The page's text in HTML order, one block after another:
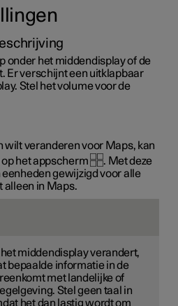
onder het middendisplay of de
Er verschijnt een uitklapbaar
Stel het volume voor de
wilt veranderen voor Maps, kan
het appscherm
. Met deze
gewijzigd voor alle
alleen in Maps.
middendisplay verandert,
bepaalde informatie in de
met landelijke of
Stel geen taal in
het dan lastig wordt om